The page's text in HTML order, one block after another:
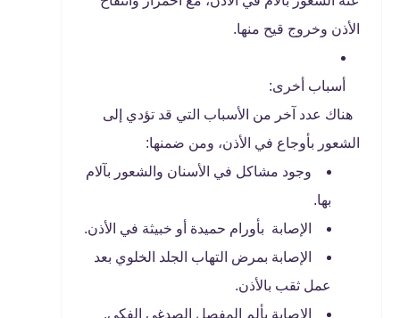
الأذن وخروج قيح منها.
أسباب أخرى:
هناك عدد آخر من الأسباب التي قد تؤدي إلى
الشعور بأوجاع في الأذن، ومن ضمنها:
وجود مشاكل في الأسنان والشعور بآلام
بها.
الإصابة بأورام حميدة أو خبيثة في الأذن.
الإصابة بمرض التهاب الجلد الخلوي بعد
عمل ثقب بالأذن.
الإصابة بألم المفصل الصدغي الفكي.